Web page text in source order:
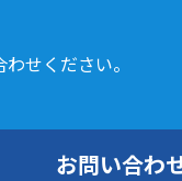
せください。
お問い合わ